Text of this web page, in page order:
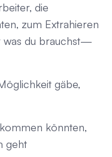
die
zum Extrahieren
was du brauchst—
gäbe,
könnten,
geht